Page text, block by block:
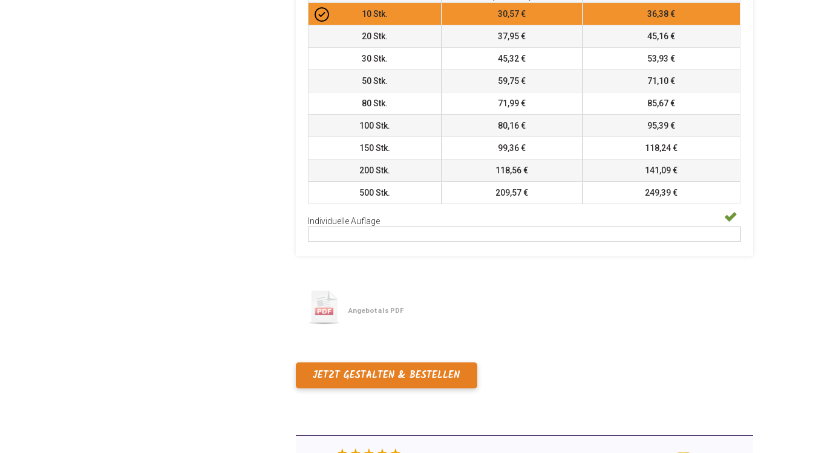
10Stk. 30,57 € 36,38 €
20Stk. 37,95 € 45,16 €
30Stk. 45,32 € 53,93 €
50Stk. 59,75 € 71,10 €
80Stk. 71,99 € 85,67 €
100Stk. 80,16 € 95,39 €
150Stk. 99,36 € 118,24 €
200Stk. 118,56 € 141,09 €
500Stk. 209,57 € 249,39 €
Individuelle Auflage
Angebot als PDF
JETZT GESTALTEN & BESTELLEN